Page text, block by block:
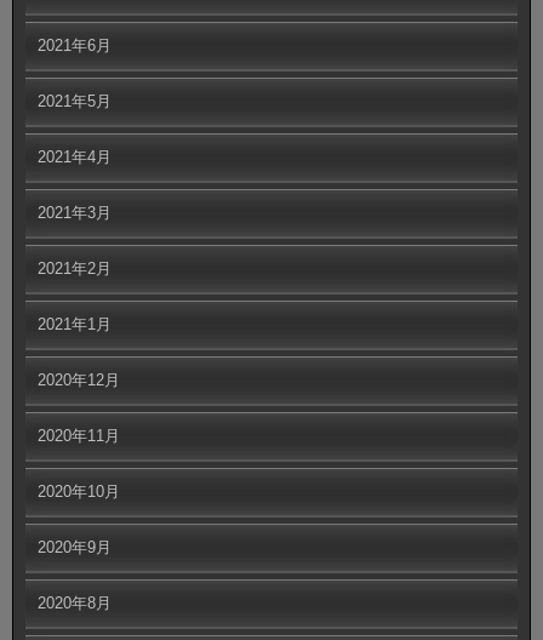
2021年6月
2021年5月
2021年4月
2021年3月
2021年2月
2021年1月
2020年12月
2020年11月
2020年10月
2020年9月
2020年8月